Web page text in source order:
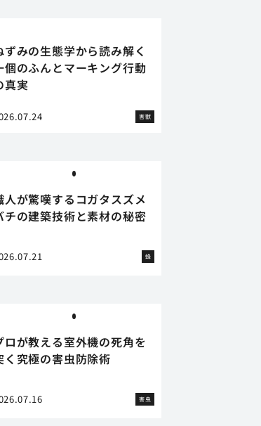
ずみの生態学から読み解く
個のふんとマーキング行動
真実
害獣
人が驚嘆するコガタスズメ
チの建築技術と素材の秘密
蜂
ロが教える室外機の死角を
く究極の害虫防除術
害虫